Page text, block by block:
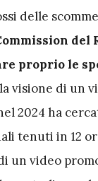
delle
del
proprio le
visione di un
2024 ha
tenuti in 12
un video